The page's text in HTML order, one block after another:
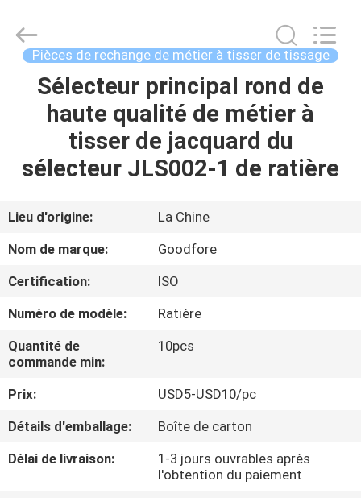
MAISON
VIDÉOS
À
PROPOS
DE
VISITE
DE
Goodfore
Machinery
Co.,Ltd. Pièces de rechange de métier à tisser de tissage
Sélecteur principal rond de
haute qualité de métier à
tisser de jacquard du
sélecteur JLS002-1 de ratière
Lieu d'origine:
La Chine
Nom de marque:
Goodfore
Certification:
ISO
Numéro de modèle:
Ratière
Quantité de
commande min:
10pcs
Prix:
USD5-USD10/pc
Détails d'emballage:
Boîte de carton
Délai de livraison:
1-3 jours ouvrables après
l'obtention du paiement